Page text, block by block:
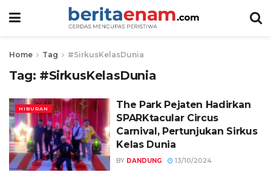
Home Tag #SirkusKelasDunia
Tag: #SirkusKelasDunia
HIBURAN
The Park Pejaten Hadirkan
SPARKtacular Circus
Carnival, Pertunjukan Sirkus
Kelas Dunia
BY DANDUNG 13/10/2024